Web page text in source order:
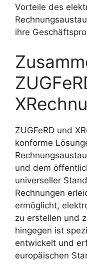
Vorteile des
ihre
ZUGFeRD und
konforme
und dem
universeller
Rechnungen
ermöglicht,
zu erstellen und
hingegen ist
entwickelt und
europäischen